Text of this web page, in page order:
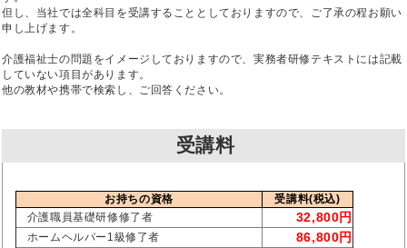
但し、当社では全科目を受講することとしておりますので、ご了承の程お願い
申し上げます。
介護福祉士の問題をイメージしておりますので、実務者研修テキストには記載
していない項目があります。
他の教材や携帯で検索し、ご回答ください。
受講料
お持ちの資格
受講料(税込)
介護職員基礎研修修了者
32,800円
ホームヘルパー1級修了者 86,800円